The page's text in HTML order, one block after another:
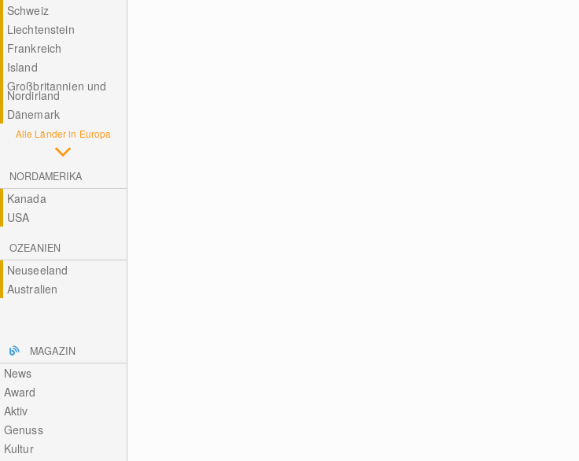
Schweiz
Liechtenstein
Frankreich
Island
Großbritannien und
Nordirland
Dänemark
Alle Länder in Europa
NORDAMERIKA
Kanada
USA
OZEANIEN
Neuseeland
Australien
MAGAZIN
News
Award
Aktiv
Genuss
Kultur